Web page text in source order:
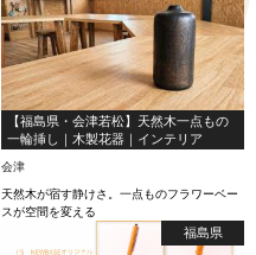
【福島県・会津若松】天然木一点もの
一輪挿し｜木製花器｜インテリア
会津
天然木が宿す静けさ。一点ものフラワーベー
スが空間を変える
福島県